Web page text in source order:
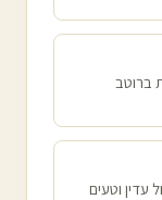
ברוטב
עדין וטעים